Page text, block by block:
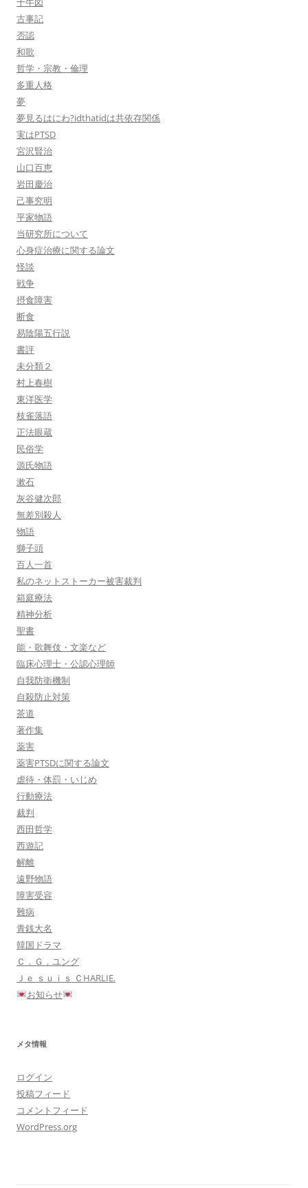
古事記
否認
和歌
哲学・宗教・倫理
多重人格
夢
夢見るはにわ?idthatidは共依存関係
実はPTSD
宮沢賢治
山口百恵
岩田慶治
己事究明
平家物語
当研究所について
心身症治療に関する論文
怪談
戦争
摂食障害
断食
易陰陽五行説
書評
未分類２
村上春樹
東洋医学
枝雀落語
正法眼蔵
民俗学
源氏物語
漱石
灰谷健次郎
無差別殺人
物語
獅子頭
百人一首
私のネットストーカー被害裁判
箱庭療法
精神分析
聖書
能・歌舞伎・文楽など
臨床心理士・公認心理師
自我防衛機制
自殺防止対策
茶道
著作集
薬害
薬害PTSDに関する論文
虐待・体罰・いじめ
行動療法
裁判
西田哲学
西遊記
解離
遠野物語
障害受容
難病
青銭大名
韓国ドラマ
Ｃ．Ｇ，ユング
Ｊｅ ｓｕｉｓ ＣHARLIE.
お知らせ
メタ情報
ログイン
投稿フィード
コメントフィード
WordPress.org